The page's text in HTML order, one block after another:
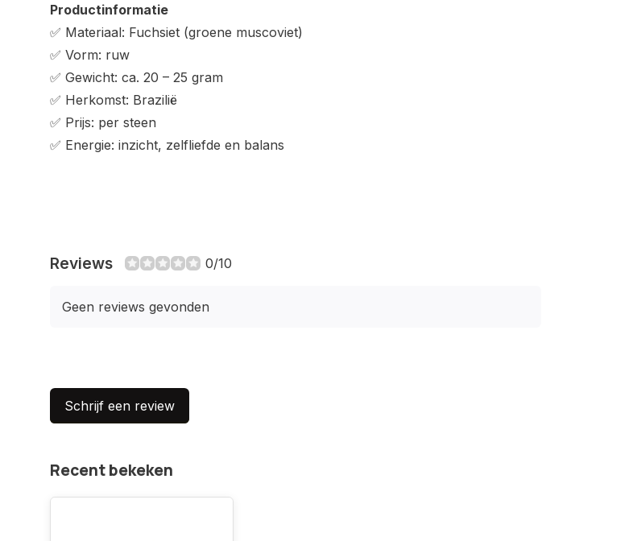
Productinformatie
✅ Materiaal: Fuchsiet (groene muscoviet)
✅ Vorm: ruw
✅ Gewicht: ca. 20 – 25 gram
✅ Herkomst: Brazilië
✅ Prijs: per steen
✅ Energie: inzicht, zelfliefde en balans
Reviews 0/10
Geen reviews gevonden
Schrijf een review
Recent bekeken